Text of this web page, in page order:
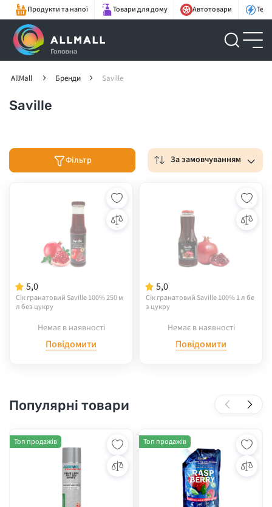
Продукти та напої Товари для дому Автотовари
AllMall Бренди Saville
Saville
Фільтр За замовчуванням
5,0
Сік гранатовий Saville 100% 250 м
л без цукру
Немає в наявності
Повідомити
5,0
Сік гранатовий Saville 100% 1 л бе
з цукру
Немає в наявності
Повідомити
Популярні товари
Топ продажів Топ продажів